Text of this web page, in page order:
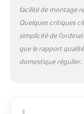
facilité de montage
Quelques critiques
simplicité de
que le rapport
domestique régulier.